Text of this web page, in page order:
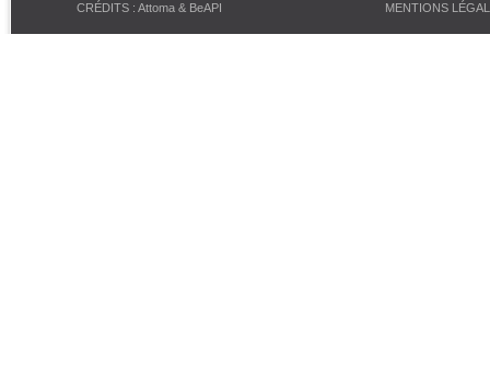
CRÉDITS : Attoma & BeAPI MENTIONS